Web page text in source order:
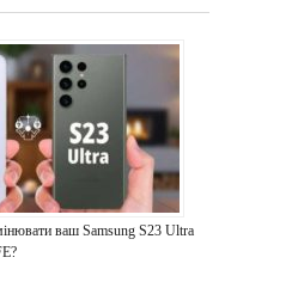
ваш Samsung S23 Ultra